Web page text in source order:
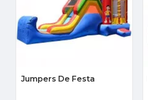
Jumpers De Festa